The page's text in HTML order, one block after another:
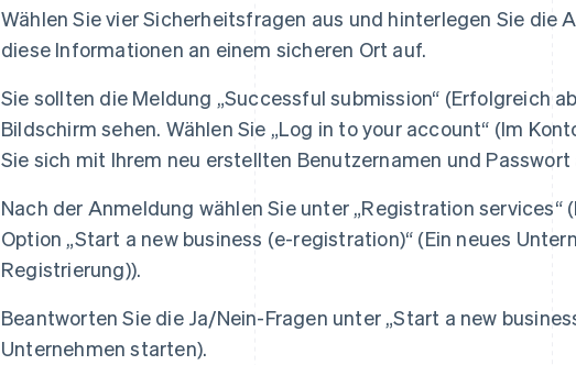
Wählen Sie vier Sicherheitsfragen aus und hinterlegen Sie die
diese Informationen an einem sicheren Ort auf.
Sie sollten die Meldung „Successful submission“ (Erfolgreich
Bildschirm sehen. Wählen Sie „Log in to your account“ (Im
Sie sich mit Ihrem neu erstellten Benutzernamen und Passwort
Nach der Anmeldung wählen Sie unter „Registration services“
Option „Start a new business (e-registration)“ (Ein neues
Registrierung)).
Beantworten Sie die Ja/Nein-Fragen unter „Start a new
Unternehmen starten).